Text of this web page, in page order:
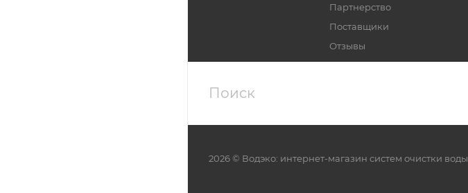
Партнерство
Поставщики
Отзывы
Реквизиты
2026 © Водэко: интернет-магазин систем очистки воды